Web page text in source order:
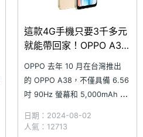
這款4G手機只要3千多元
就能帶回家！OPPO A38
通路最低價格一次看
(2024.8)
OPPO 去年 10 月在台灣推出
的 OPPO A38，不僅具備 6.56
吋 90Hz 螢幕和 5,000mAh 大
鏡頭，並且支援 1TB 記憶卡擴
日期：2024-08-02
人氣：12713